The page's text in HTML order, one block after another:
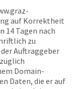
auf Korrektheit
14 Tagen nach
zu
Auftraggeber
Domain-
Daten, die er auf